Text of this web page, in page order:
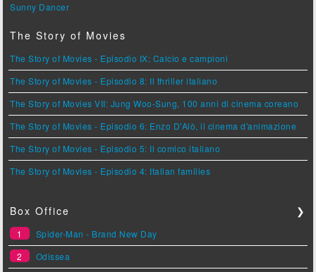
Sunny Dancer
The Story of Movies
The Story of Movies - Episodio IX: Calcio e campioni
The Story of Movies - Episodio 8: Il thriller italiano
The Story of Movies VII: Jung Woo-Sung, 100 anni di cinema coreano
The Story of Movies - Episodio 6: Enzo D'Alò, il cinema d'animazione
The Story of Movies - Episodio 5: Il comico italiano
The Story of Movies - Episodio 4: Italian families
Box Office ❯
1
Spider-Man - Brand New Day
2
Odissea